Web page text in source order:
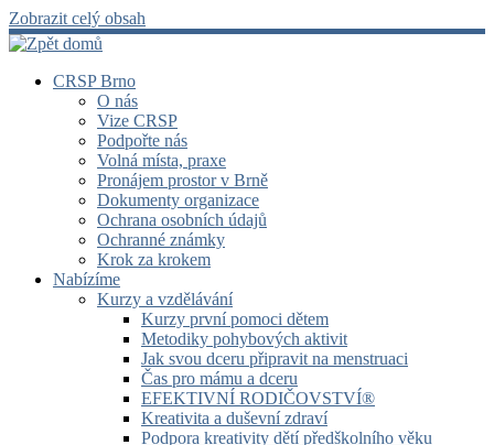
Zobrazit celý obsah
CRSP Brno
O nás
Vize CRSP
Podpořte nás
Volná místa, praxe
Pronájem prostor v Brně
Dokumenty organizace
Ochrana osobních údajů
Ochranné známky
Krok za krokem
Nabízíme
Kurzy a vzdělávání
Kurzy první pomoci dětem
Metodiky pohybových aktivit
Jak svou dceru připravit na menstruaci
Čas pro mámu a dceru
EFEKTIVNÍ RODIČOVSTVÍ®
Kreativita a duševní zdraví
Podpora kreativity dětí předškolního věku